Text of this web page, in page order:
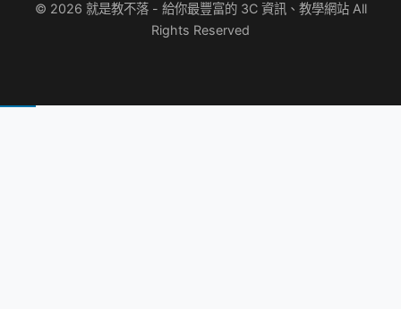
© 2026 就是教不落 - 給你最豐富的 3C 資訊、教學網站 All
Rights Reserved